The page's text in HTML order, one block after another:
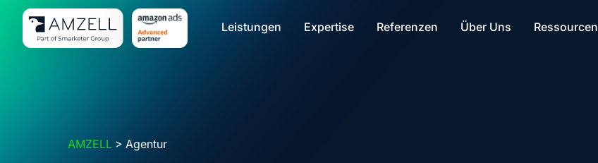
Leistungen Expertise Referenzen Über Uns Ressourcen
AMZELL > Agentur